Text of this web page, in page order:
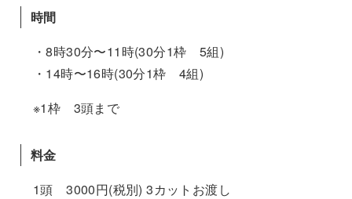
時間
・8時30分〜11時(30分1枠 5組)
・14時〜16時(30分1枠 4組)
※1枠 3頭まで
料金
1頭 3000円(税別) 3カットお渡し